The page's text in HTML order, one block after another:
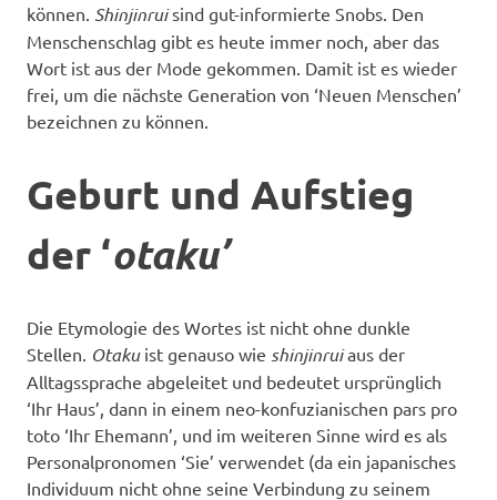
können. Shinjinruisind gut-informierte Snobs. Den
Menschenschlag gibt es heute immer noch, aber das
Wort ist aus der Mode gekommen. Damit ist es wieder
frei, um die nächste Generation von ‘Neuen Menschen’
bezeichnen zu können.
Geburt und Aufstieg
der ‘otaku’
Die Etymologie des Wortes ist nicht ohne dunkle
Stellen. Otakuist genauso wie shinjinruiaus der
Alltagssprache abgeleitet und bedeutet ursprünglich
‘Ihr Haus’, dann in einem neo-konfuzianischen pars pro
toto ‘Ihr Ehemann’, und im weiteren Sinne wird es als
Personalpronomen ‘Sie’ verwendet (da ein japanisches
Individuum nicht ohne seine Verbindung zu seinem